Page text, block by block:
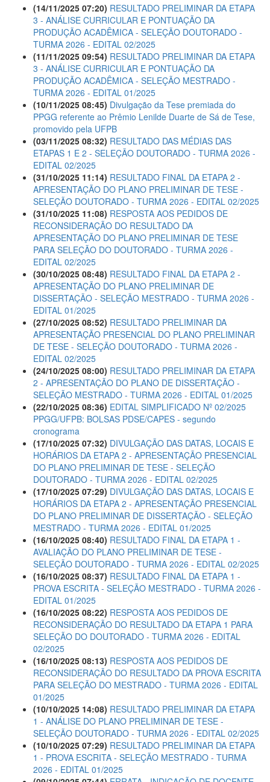
(14/11/2025 07:20) RESULTADO PRELIMINAR DA ETAPA
3 - ANÁLISE CURRICULAR E PONTUAÇÃO DA
PRODUÇÃO ACADÊMICA - SELEÇÃO DOUTORADO -
TURMA 2026 - EDITAL 02/2025
(11/11/2025 09:54) RESULTADO PRELIMINAR DA ETAPA
3 - ANÁLISE CURRICULAR E PONTUAÇÃO DA
PRODUÇÃO ACADÊMICA - SELEÇÃO MESTRADO -
TURMA 2026 - EDITAL 01/2025
(10/11/2025 08:45) Divulgação da Tese premiada do
PPGG referente ao Prêmio Lenilde Duarte de Sá de Tese,
promovido pela UFPB
(03/11/2025 08:32) RESULTADO DAS MÉDIAS DAS
ETAPAS 1 E 2 - SELEÇÃO DOUTORADO - TURMA 2026 -
EDITAL 02/2025
(31/10/2025 11:14) RESULTADO FINAL DA ETAPA 2 -
APRESENTAÇÃO DO PLANO PRELIMINAR DE TESE -
SELEÇÃO DOUTORADO - TURMA 2026 - EDITAL 02/2025
(31/10/2025 11:08) RESPOSTA AOS PEDIDOS DE
RECONSIDERAÇÃO DO RESULTADO DA
APRESENTAÇÃO DO PLANO PRELIMINAR DE TESE
PARA SELEÇÃO DO DOUTORADO - TURMA 2026 -
EDITAL 02/2025
(30/10/2025 08:48) RESULTADO FINAL DA ETAPA 2 -
APRESENTAÇÃO DO PLANO PRELIMINAR DE
DISSERTAÇÃO - SELEÇÃO MESTRADO - TURMA 2026 -
EDITAL 01/2025
(27/10/2025 08:52) RESULTADO PRELIMINAR DA
APRESENTAÇÃO PRESENCIAL DO PLANO PRELIMINAR
DE TESE - SELEÇÃO DOUTORADO - TURMA 2026 -
EDITAL 02/2025
(24/10/2025 08:00) RESULTADO PRELIMINAR DA ETAPA
2 - APRESENTAÇÃO DO PLANO DE DISSERTAÇÃO -
SELEÇÃO MESTRADO - TURMA 2026 - EDITAL 01/2025
(22/10/2025 08:36) EDITAL SIMPLIFICADO Nº 02/2025
PPGG/UFPB: BOLSAS PDSE/CAPES - segundo
cronograma
(17/10/2025 07:32) DIVULGAÇÃO DAS DATAS, LOCAIS E
HORÁRIOS DA ETAPA 2 - APRESENTAÇÃO PRESENCIAL
DO PLANO PRELIMINAR DE TESE - SELEÇÃO
DOUTORADO - TURMA 2026 - EDITAL 02/2025
(17/10/2025 07:29) DIVULGAÇÃO DAS DATAS, LOCAIS E
HORÁRIOS DA ETAPA 2 - APRESENTAÇÃO PRESENCIAL
DO PLANO PRELIMINAR DE DISSERTAÇÃO - SELEÇÃO
MESTRADO - TURMA 2026 - EDITAL 01/2025
(16/10/2025 08:40) RESULTADO FINAL DA ETAPA 1 -
AVALIAÇÃO DO PLANO PRELIMINAR DE TESE -
SELEÇÃO DOUTORADO - TURMA 2026 - EDITAL 02/2025
(16/10/2025 08:37) RESULTADO FINAL DA ETAPA 1 -
PROVA ESCRITA - SELEÇÃO MESTRADO - TURMA 2026 -
EDITAL 01/2025
(16/10/2025 08:22) RESPOSTA AOS PEDIDOS DE
RECONSIDERAÇÃO DO RESULTADO DA ETAPA 1 PARA
SELEÇÃO DO DOUTORADO - TURMA 2026 - EDITAL
02/2025
(16/10/2025 08:13) RESPOSTA AOS PEDIDOS DE
RECONSIDERAÇÃO DO RESULTADO DA PROVA ESCRITA
PARA SELEÇÃO DO MESTRADO - TURMA 2026 - EDITAL
01/2025
(10/10/2025 14:08) RESULTADO PRELIMINAR DA ETAPA
1 - ANÁLISE DO PLANO PRELIMINAR DE TESE -
SELEÇÃO DOUTORADO - TURMA 2026 - EDITAL 02/2025
(10/10/2025 07:29) RESULTADO PRELIMINAR DA ETAPA
1 - PROVA ESCRITA - SELEÇÃO MESTRADO - TURMA
2026 - EDITAL 01/2025